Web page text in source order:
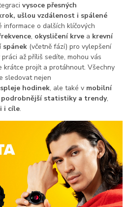
vysoce přesných
ušlou vzdálenost i spálené
informace o dalších klíčových
, okysličení krve a krevní
(včetně fází) pro vylepšení
až příliš sedíte, mohou vás
krátce projít a protáhnout. Všechny
sledovat nejen
hodinek, ale také v mobilní
podrobnější statistiky a trendy,
i cíle.